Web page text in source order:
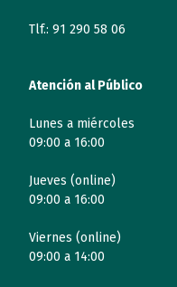
Tlf.: 91 290 58 06
Atención al Público
Lunes a miércoles
09:00 a 16:00
Jueves (online)
09:00 a 16:00
Viernes (online)
09:00 a 14:00